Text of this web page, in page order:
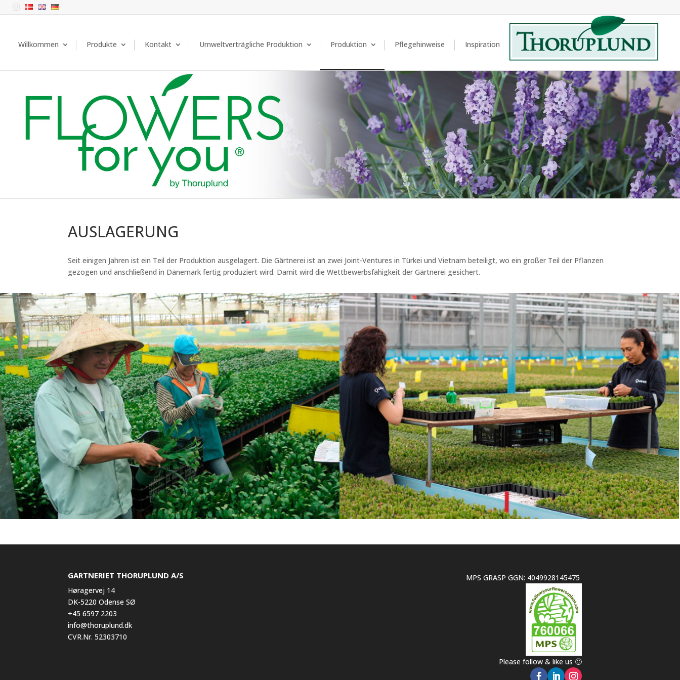
Willkommen Produkte Kontakt Umweltverträgliche Produktion Produktion Pflegehinweise Inspiration
AUSLAGERUNG
Seit einigen Jahren ist ein Teil der Produktion ausgelagert. Die Gärtnerei ist an zwei Joint-Ventures in Türkei und Vietnam beteiligt, wo ein großer Teil der Pflanzen
gezogen und anschließend in Dänemark fertig produziert wird. Damit wird die Wettbewerbsfähigkeit der Gärtnerei gesichert.
GARTNERIET THORUPLUND A/S
Høragervej 14
DK-5220 Odense SØ
+45 6597 2203
info@thoruplund.dk
CVR.Nr. 52303710
MPS GRASP GGN: 4049928145475
Please follow & like us 🙂